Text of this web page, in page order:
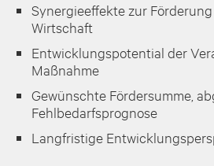
Synergieeffekte zur
Wirtschaft
Entwicklungspotential der
Maßnahme
Gewünschte Fördersumme,
Fehlbedarfsprognose
Langfristige